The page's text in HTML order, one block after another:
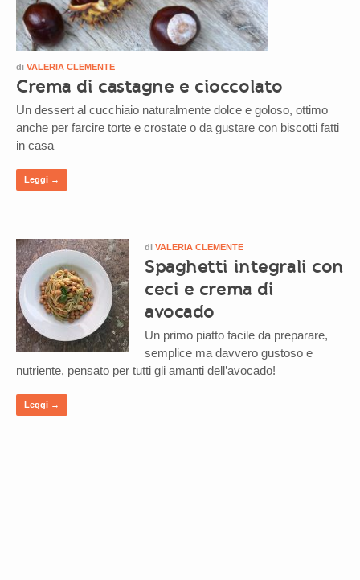
di VALERIA CLEMENTE
Crema di castagne e cioccolato
Un dessert al cucchiaio naturalmente dolce e goloso, ottimo
anche per farcire torte e crostate o da gustare con biscotti fatti
in casa
Leggi →
di VALERIA CLEMENTE
Spaghetti integrali con
ceci e crema di
avocado
Un primo piatto facile da preparare,
semplice ma davvero gustoso e
nutriente, pensato per tutti gli amanti dell’avocado!
Leggi →